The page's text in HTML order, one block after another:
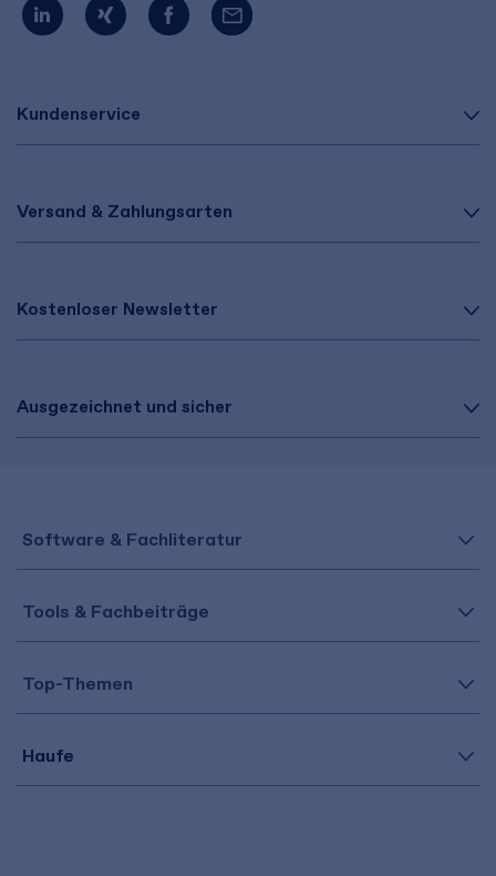
Kundenservice
Versand & Zahlungsarten
Kostenloser Newsletter
Ausgezeichnet und sicher
Software & Fachliteratur
Tools & Fachbeiträge
Top-Themen
Haufe